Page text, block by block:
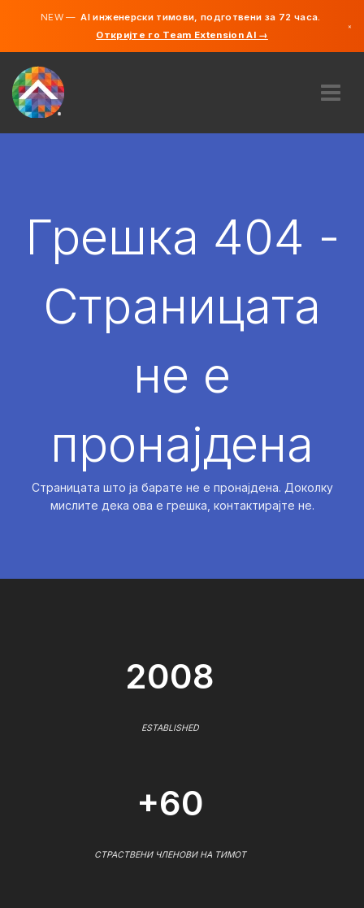
NEW —AI инженерски тимови, подготвени за 72 часа.
Откријте го Team Extension AI →
×
АНГАЖИРАЈ
Грешка 404 -
Страницата
не е
пронајдена
Страницата што ја барате не е пронајдена. Доколку
мислите дека ова е грешка, контактирајте не.
2008
ESTABLISHED
+60
СТРАСТВЕНИ ЧЛЕНОВИ НА ТИМОТ